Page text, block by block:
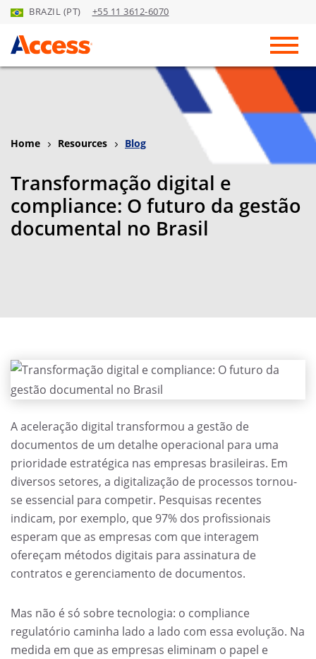
Skip to Main Content
BRAZIL (PT) +55 11 3612-6070
Home Resources Blog
Transformação digital e
compliance: O futuro da gestão
documental no Brasil
A aceleração digital transformou a gestão de
documentos de um detalhe operacional para uma
prioridade estratégica nas empresas brasileiras. Em
diversos setores, a digitalização de processos tornou-
se essencial para competir. Pesquisas recentes
indicam, por exemplo, que 97% dos profissionais
esperam que as empresas com que interagem
ofereçam métodos digitais para assinatura de
contratos e gerenciamento de documentos.
Mas não é só sobre tecnologia: o compliance
regulatório caminha lado a lado com essa evolução. Na
medida em que as empresas eliminam o papel e